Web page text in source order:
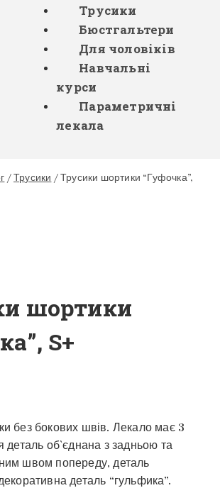
Трусики
Бюстгальтери
Для чоловіків
Навчальні
курси
Параметричні
лекала
/Трусики /Трусики шортики “Гуфочка”,
шортики
S+
без бокових швів. Лекало має 3
деталь об`єднана з задньою та
швом попереду, деталь
деталь “гульфика”.